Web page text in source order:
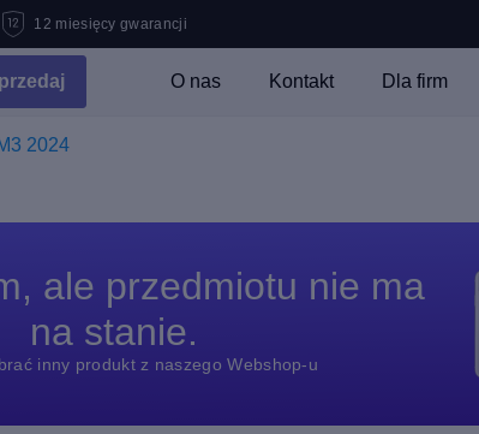
12 miesięcy gwarancji
O nas Kontakt Dla firm
2024
ale przedmiotu nie ma
na stanie.
inny produkt z naszego Webshop-u